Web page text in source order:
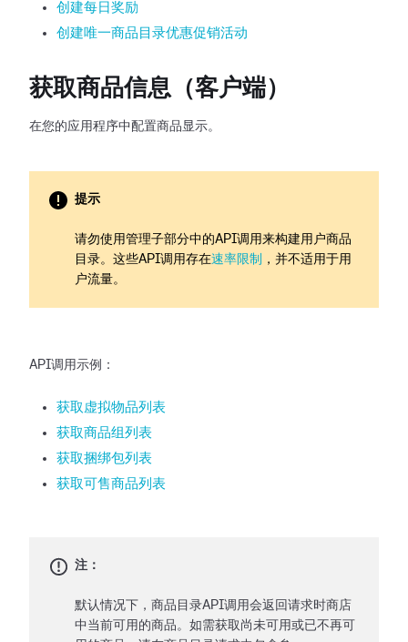
创建每日奖励
创建唯一商品目录优惠促销活动
获取商品信息（客户端）
在您的应用程序中配置商品显示。
提示
请勿使用管理子部分中的API调用来构建用户商品
目录。这些API调用存在速率限制
，并不适用于用
户流量。
API调用示例：
获取虚拟物品列表
获取商品组列表
获取捆绑包列表
获取可售商品列表
注：
默认情况下，商品目录API调用会返回请求时商店
中当前可用的商品。如需获取尚未可用或已不再可